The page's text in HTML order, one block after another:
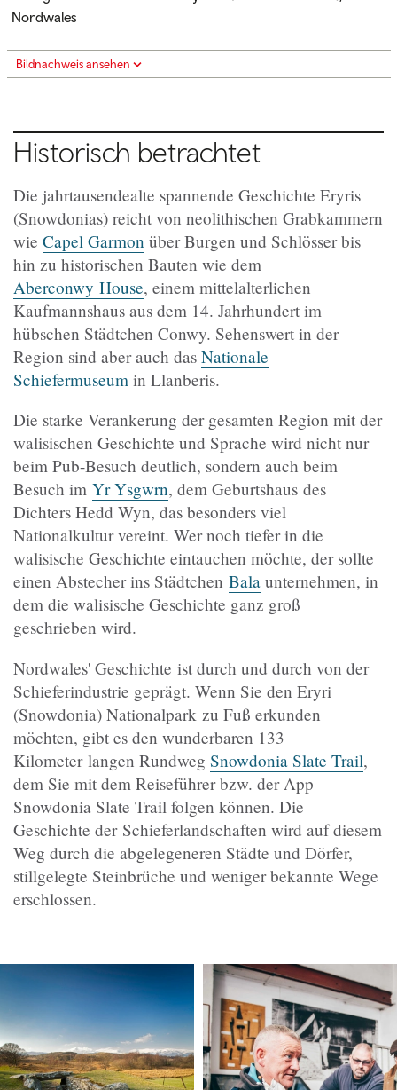
Nordwales
Bildnachweis ansehen
Historisch betrachtet
Die jahrtausendealte spannende Geschichte Eryris
(Snowdonias) reicht von neolithischen Grabkammern
wie Capel Garmon über Burgen und Schlösser bis
hin zu historischen Bauten wie dem
Aberconwy House, einem mittelalterlichen
Kaufmannshaus aus dem 14. Jahrhundert im
hübschen Städtchen Conwy. Sehenswert in der
Region sind aber auch das Nationale
Schiefermuseum in Llanberis.
Die starke Verankerung der gesamten Region mit der
walisischen Geschichte und Sprache wird nicht nur
beim Pub-Besuch deutlich, sondern auch beim
Besuch im Yr Ysgwrn, dem Geburtshaus des
Dichters Hedd Wyn, das besonders viel
Nationalkultur vereint. Wer noch tiefer in die
walisische Geschichte eintauchen möchte, der sollte
einen Abstecher ins Städtchen Bala unternehmen, in
dem die walisische Geschichte ganz groß
geschrieben wird.
Nordwales' Geschichte ist durch und durch von der
Schieferindustrie geprägt. Wenn Sie den Eryri
(Snowdonia) Nationalpark zu Fuß erkunden
möchten, gibt es den wunderbaren 133
Kilometer langen Rundweg Snowdonia Slate Trail,
dem Sie mit dem Reiseführer bzw. der App
Snowdonia Slate Trail folgen können. Die
Geschichte der Schieferlandschaften wird auf diesem
Weg durch die abgelegeneren Städte und Dörfer,
stillgelegte Steinbrüche und weniger bekannte Wege
erschlossen.